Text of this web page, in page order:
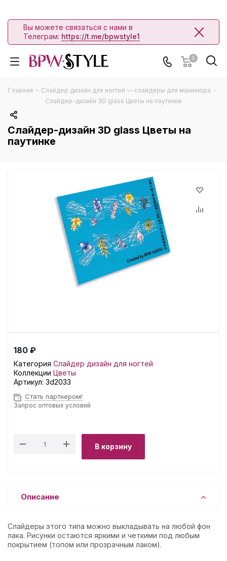
Вы можете связаться с нами в
Телеграм: https://t.me/bpwstyle1
0
Главная - Слайдер дизайн для ногтей — слайдеры для маникюра -
Слайдер-дизайн 3D glass Цветы на паутинке
Слайдер-дизайн 3D glass Цветы на
паутинке
180 ₽
Категория Слайдер дизайн для ногтей
Коллекции Цветы
Артикул: 3d2033
Стать партнером!
Запрос оптовых условий
В корзину
Описание
Слайдеры этого типа можно выкладывать на любой фон
лака. Рисунки остаются яркими и четкими под любым
покрытием (топом или прозрачным лаком).